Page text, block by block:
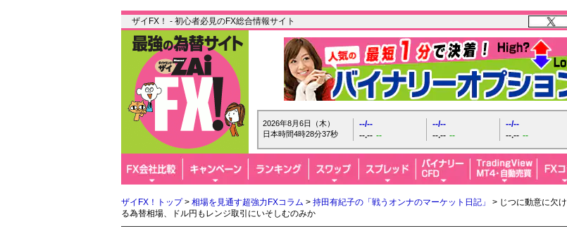
ザイFX！ - 初心者必見のFX総合情報サイト
2026年8月6日（木）
日本時間4時28分38秒
--/--
--.-- --
--/--
--.-- --
--/--
--.-- --
ザイFX！トップ> 相場を見通す超強力FXコラム > 持田有紀子の「戦うオンナのマーケット日記」
> じつに動意に欠け
る為替相場、ドル円もレンジ取引にいそしむのみか